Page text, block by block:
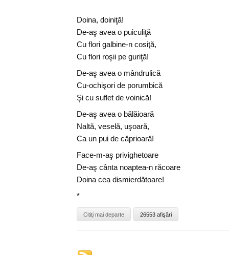
Doina, doiniţă!
De-aş avea o puiculiţă
Cu flori galbine-n cosiţă,
Cu flori roşii pe guriţă!
De-aş avea o mândrulică
Cu-ochişori de porumbică
Şi cu suflet de voinică!
De-aş avea o bălăioară
Naltă, veselă, uşoară,
Ca un pui de căprioară!
Face-m-aş privighetoare
De-aş cânta noaptea-n răcoare
Doina cea dismierdătoare!
*
Citiţi mai departe 26553 afişări